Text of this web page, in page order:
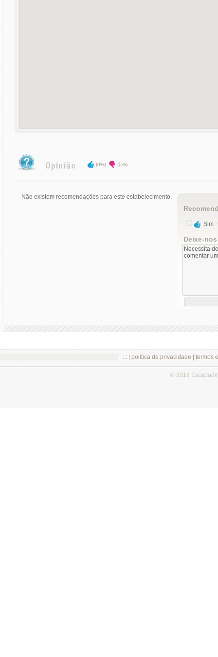
(0%) (0%)
Não existem recomendações para este estabelecimento.
Sim
Deixe-
.:: | política de privacidade termos
© 2018